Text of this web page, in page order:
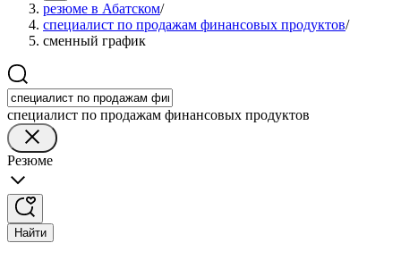
резюме в Абатском/
специалист по продажам финансовых продуктов/
сменный график
специалист по продажам финансовых продуктов
Резюме
Найти